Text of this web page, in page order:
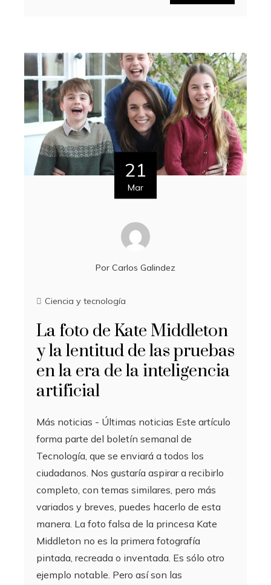
21
Mar
Por Carlos Galindez
Ciencia y tecnología
La foto de Kate Middleton
y la lentitud de las pruebas
en la era de la inteligencia
artificial
Más noticias - Últimas noticias Este artículo
forma parte del boletín semanal de
Tecnología, que se enviará a todos los
ciudadanos. Nos gustaría aspirar a recibirlo
completo, con temas similares, pero más
variados y breves, puedes hacerlo de esta
manera. La foto falsa de la princesa Kate
Middleton no es la primera fotografía
pintada, recreada o inventada. Es sólo otro
ejemplo notable. Pero así son las